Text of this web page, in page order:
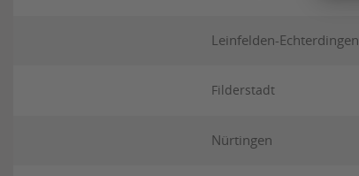
Leinfelden-Echterdingen
Filderstadt
Nürtingen